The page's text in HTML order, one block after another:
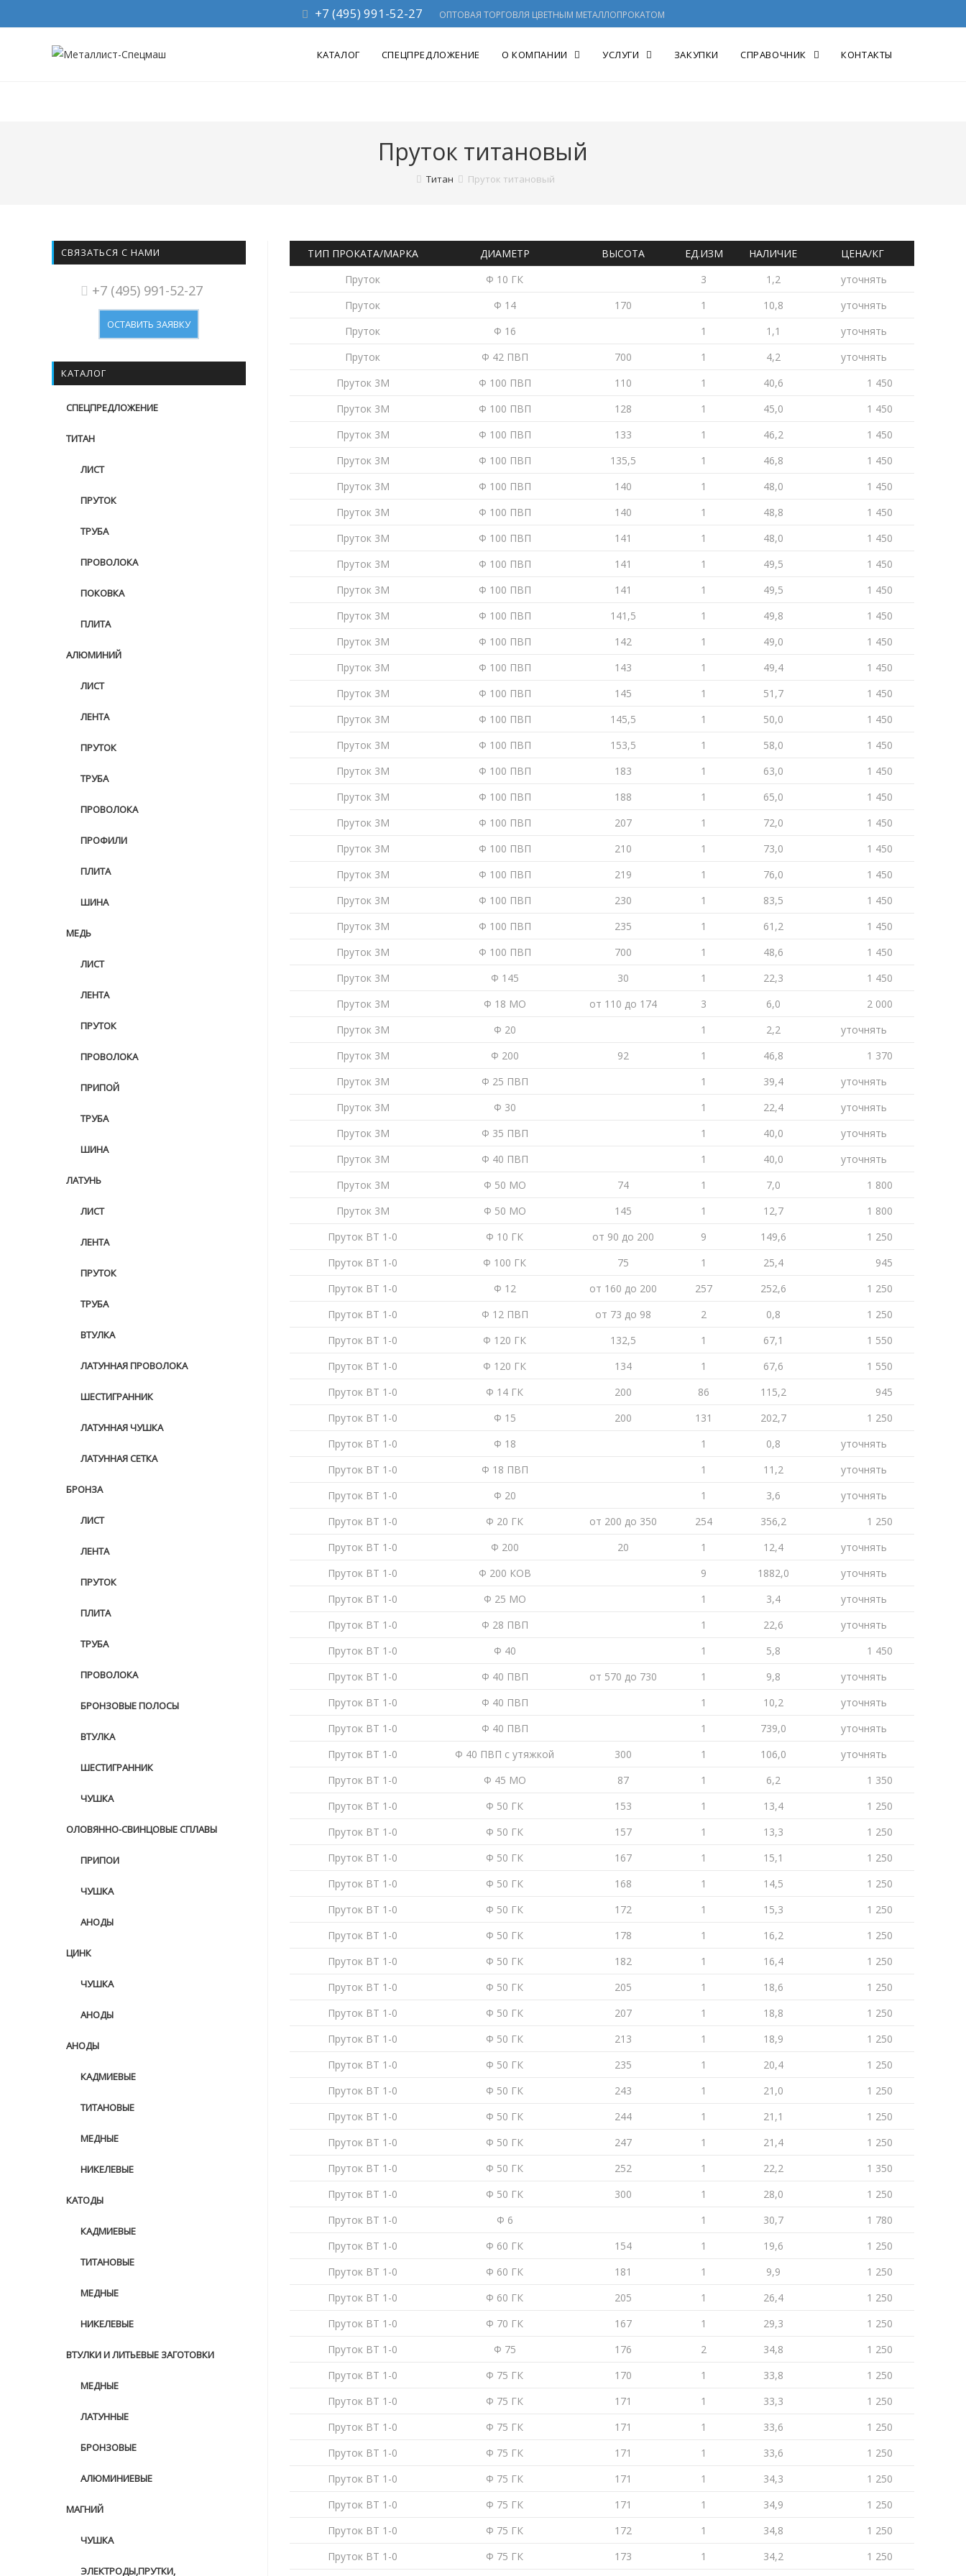
+7 (495) 991-52-27 ОПТОВАЯ ТОРГОВЛЯ ЦВЕТНЫМ МЕТАЛЛОПРОКАТОМ
КАТАЛОГ СПЕЦПРЕДЛОЖЕНИЕ О КОМПАНИИ УСЛУГИ ЗАКУПКИ СПРАВОЧНИК КОНТАКТЫ
Пруток титановый
Титан Пруток титановый
ТИП ПРОКАТА/МАРКА ДИАМЕТР ВЫСОТА ЕД.ИЗМ НАЛИЧИЕ
ЦЕНА/КГ
Пруток
Ф 10 ГК 3 1,2
уточнять
Пруток
Ф 14 170 1 10,8
уточнять
Пруток
Ф 16 1 1,1
уточнять
Пруток
Ф 42 ПВП 700 1 4,2
уточнять
Пруток 3М
Ф 100 ПВП 110 1 40,6
1 450
Пруток 3М
Ф 100 ПВП 128 1 45,0
1 450
Пруток 3М
Ф 100 ПВП 133 1 46,2
1 450
Пруток 3М
Ф 100 ПВП 135,5 1 46,8
1 450
Пруток 3М
Ф 100 ПВП 140 1 48,0
1 450
Пруток 3М
Ф 100 ПВП 140 1 48,8
1 450
Пруток 3М
Ф 100 ПВП 141 1 48,0
1 450
Пруток 3М
Ф 100 ПВП 141 1 49,5
1 450
Пруток 3М
Ф 100 ПВП 141 1 49,5
1 450
Пруток 3М
Ф 100 ПВП 141,5 1 49,8
1 450
Пруток 3М
Ф 100 ПВП 142 1 49,0
1 450
Пруток 3М
Ф 100 ПВП 143 1 49,4
1 450
Пруток 3М
Ф 100 ПВП 145 1 51,7
1 450
Пруток 3М
Ф 100 ПВП 145,5 1 50,0
1 450
Пруток 3М
Ф 100 ПВП 153,5 1 58,0
1 450
Пруток 3М
Ф 100 ПВП 183 1 63,0
1 450
Пруток 3М
Ф 100 ПВП 188 1 65,0
1 450
Пруток 3М
Ф 100 ПВП 207 1 72,0
1 450
Пруток 3М
Ф 100 ПВП 210 1 73,0
1 450
Пруток 3М
Ф 100 ПВП 219 1 76,0
1 450
Пруток 3М
Ф 100 ПВП 230 1 83,5
1 450
Пруток 3М
Ф 100 ПВП 235 1 61,2
1 450
Пруток 3М
Ф 100 ПВП 700 1 48,6
1 450
Пруток 3М
Ф 145 30 1 22,3
1 450
Пруток 3М
Ф 18 МО от 110 до 174 3 6,0
2 000
Пруток 3М
Ф 20 1 2,2
уточнять
Пруток 3М
Ф 200 92 1 46,8
1 370
Пруток 3М
Ф 25 ПВП 1 39,4
уточнять
Пруток 3М
Ф 30 1 22,4
уточнять
Пруток 3М
Ф 35 ПВП 1 40,0
уточнять
Пруток 3М
Ф 40 ПВП 1 40,0
уточнять
Пруток 3М
Ф 50 МО 74 1 7,0
1 800
Пруток 3М
Ф 50 МО 145 1 12,7
1 800
Пруток ВТ 1-0
Ф 10 ГК от 90 до 200 9 149,6
1 250
Пруток ВТ 1-0
Ф 100 ГК 75 1 25,4
945
Пруток ВТ 1-0
Ф 12 от 160 до 200 257 252,6
1 250
Пруток ВТ 1-0
Ф 12 ПВП от 73 до 98 2 0,8
1 250
Пруток ВТ 1-0
Ф 120 ГК 132,5 1 67,1
1 550
Пруток ВТ 1-0
Ф 120 ГК 134 1 67,6
1 550
Пруток ВТ 1-0
Ф 14 ГК 200 86 115,2
945
Пруток ВТ 1-0
Ф 15 200 131 202,7
1 250
Пруток ВТ 1-0
Ф 18 1 0,8
уточнять
Пруток ВТ 1-0
Ф 18 ПВП 1 11,2
уточнять
Пруток ВТ 1-0
Ф 20 1 3,6
уточнять
Пруток ВТ 1-0
Ф 20 ГК от 200 до 350 254 356,2
1 250
Пруток ВТ 1-0
Ф 200 20 1 12,4
уточнять
Пруток ВТ 1-0
Ф 200 КОВ 9 1882,0
уточнять
Пруток ВТ 1-0
Ф 25 МО 1 3,4
уточнять
Пруток ВТ 1-0
Ф 28 ПВП 1 22,6
уточнять
Пруток ВТ 1-0
Ф 40 1 5,8
1 450
Пруток ВТ 1-0
Ф 40 ПВП от 570 до 730 1 9,8
уточнять
Пруток ВТ 1-0
Ф 40 ПВП 1 10,2
уточнять
Пруток ВТ 1-0
Ф 40 ПВП 1 739,0
уточнять
Пруток ВТ 1-0
Ф 40 ПВП с утяжкой 300 1 106,0
уточнять
Пруток ВТ 1-0
Ф 45 МО 87 1 6,2
1 350
Пруток ВТ 1-0
Ф 50 ГК 153 1 13,4
1 250
Пруток ВТ 1-0
Ф 50 ГК 157 1 13,3
1 250
Пруток ВТ 1-0
Ф 50 ГК 167 1 15,1
1 250
Пруток ВТ 1-0
Ф 50 ГК 168 1 14,5
1 250
Пруток ВТ 1-0
Ф 50 ГК 172 1 15,3
1 250
Пруток ВТ 1-0
Ф 50 ГК 178 1 16,2
1 250
Пруток ВТ 1-0
Ф 50 ГК 182 1 16,4
1 250
Пруток ВТ 1-0
Ф 50 ГК 205 1 18,6
1 250
Пруток ВТ 1-0
Ф 50 ГК 207 1 18,8
1 250
Пруток ВТ 1-0
Ф 50 ГК 213 1 18,9
1 250
Пруток ВТ 1-0
Ф 50 ГК 235 1 20,4
1 250
Пруток ВТ 1-0
Ф 50 ГК 243 1 21,0
1 250
Пруток ВТ 1-0
Ф 50 ГК 244 1 21,1
1 250
Пруток ВТ 1-0
Ф 50 ГК 247 1 21,4
1 250
Пруток ВТ 1-0
Ф 50 ГК 252 1 22,2
1 350
Пруток ВТ 1-0
Ф 50 ГК 300 1 28,0
1 250
Пруток ВТ 1-0
Ф 6 1 30,7
1 780
Пруток ВТ 1-0
Ф 60 ГК 154 1 19,6
1 250
Пруток ВТ 1-0
Ф 60 ГК 181 1 9,9
1 250
Пруток ВТ 1-0
Ф 60 ГК 205 1 26,4
1 250
Пруток ВТ 1-0
Ф 70 ГК 167 1 29,3
1 250
Пруток ВТ 1-0
Ф 75 176 2 34,8
1 250
Пруток ВТ 1-0
Ф 75 ГК 170 1 33,8
1 250
Пруток ВТ 1-0
Ф 75 ГК 171 1 33,3
1 250
Пруток ВТ 1-0
Ф 75 ГК 171 1 33,6
1 250
Пруток ВТ 1-0
Ф 75 ГК 171 1 33,6
1 250
Пруток ВТ 1-0
Ф 75 ГК 171 1 34,3
1 250
Пруток ВТ 1-0
Ф 75 ГК 171 1 34,9
1 250
Пруток ВТ 1-0
Ф 75 ГК 172 1 34,8
1 250
Пруток ВТ 1-0
Ф 75 ГК 173 1 34,2
1 250
СВЯЗАТЬСЯ С НАМИ
+7 (495) 991-52-27
ОСТАВИТЬ ЗАЯВКУ
КАТАЛОГ
СПЕЦПРЕДЛОЖЕНИЕ
ТИТАН
ЛИСТ
ПРУТОК
ТРУБА
ПРОВОЛОКА
ПОКОВКА
ПЛИТА
АЛЮМИНИЙ
ЛИСТ
ЛЕНТА
ПРУТОК
ТРУБА
ПРОВОЛОКА
ПРОФИЛИ
ПЛИТА
ШИНА
МЕДЬ
ЛИСТ
ЛЕНТА
ПРУТОК
ПРОВОЛОКА
ПРИПОЙ
ТРУБА
ШИНА
ЛАТУНЬ
ЛИСТ
ЛЕНТА
ПРУТОК
ТРУБА
ВТУЛКА
ЛАТУННАЯ ПРОВОЛОКА
ШЕСТИГРАННИК
ЛАТУННАЯ ЧУШКА
ЛАТУННАЯ СЕТКА
БРОНЗА
ЛИСТ
ЛЕНТА
ПРУТОК
ПЛИТА
ТРУБА
ПРОВОЛОКА
БРОНЗОВЫЕ ПОЛОСЫ
ВТУЛКА
ШЕСТИГРАННИК
ЧУШКА
ОЛОВЯННО-СВИНЦОВЫЕ СПЛАВЫ
ПРИПОИ
ЧУШКА
АНОДЫ
ЦИНК
ЧУШКА
АНОДЫ
АНОДЫ
КАДМИЕВЫЕ
ТИТАНОВЫЕ
МЕДНЫЕ
НИКЕЛЕВЫЕ
КАТОДЫ
КАДМИЕВЫЕ
ТИТАНОВЫЕ
МЕДНЫЕ
НИКЕЛЕВЫЕ
ВТУЛКИ И ЛИТЬЕВЫЕ ЗАГОТОВКИ
МЕДНЫЕ
ЛАТУННЫЕ
БРОНЗОВЫЕ
АЛЮМИНИЕВЫЕ
МАГНИЙ
ЧУШКА
ЭЛЕКТРОДЫ,ПРУТКИ,